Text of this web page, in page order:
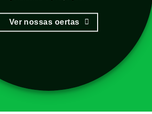
Ver nossas oertas